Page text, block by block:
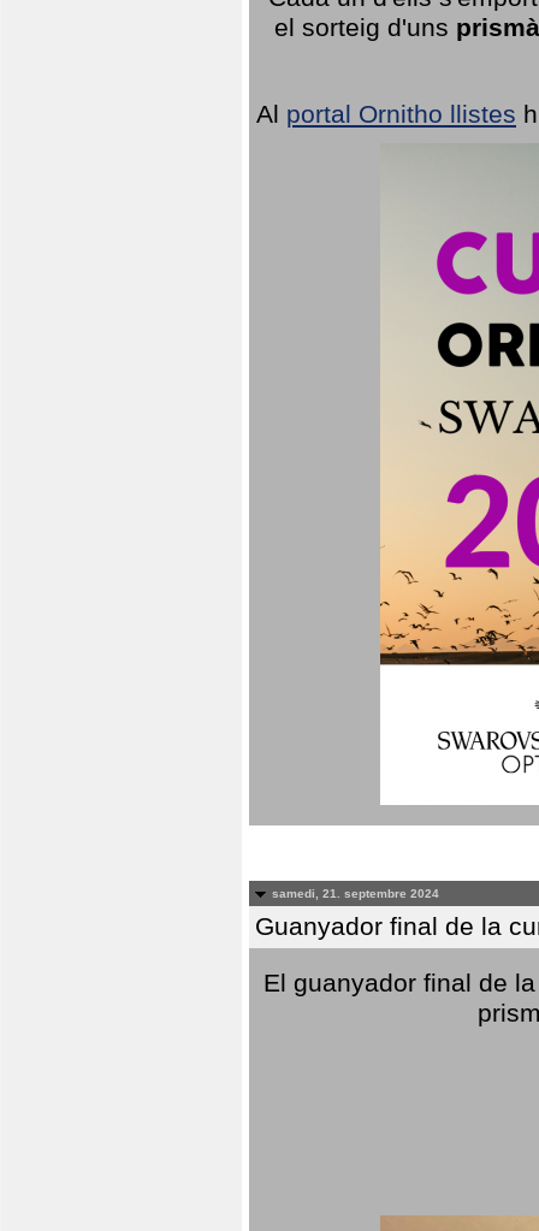
el sorteig d'uns
Al portal Ornitho llistes
samedi, 21. septembre 2024
Guanyador final de la
El guanyador final de